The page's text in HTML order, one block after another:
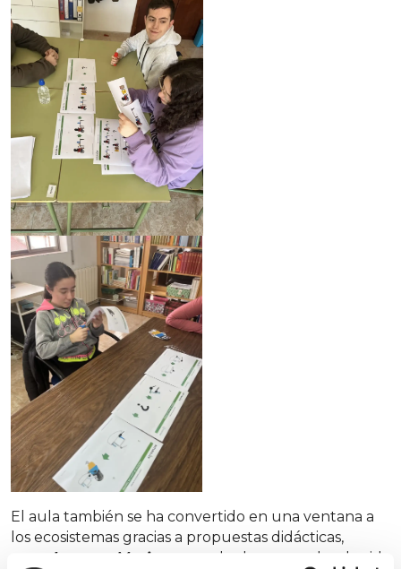
El aula también se ha convertido en una ventana a
los ecosistemas gracias a propuestas didácticas,
La rana Mariana , que les ha acercado a la vida